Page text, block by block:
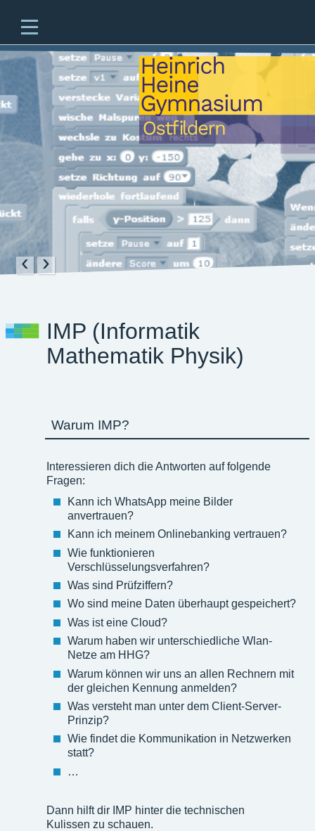
Home
Unsere Schule
Unterricht & Angebote
Zukünftige Fünftklässler
offene Ganztagesschule
Schulleben
Service
‹ ›
IMP (Informatik
Mathematik Physik)
Warum IMP?
Interessieren dich die Antworten auf folgende
Fragen:
Kann ich WhatsApp meine Bilder
anvertrauen?
Kann ich meinem Onlinebanking vertrauen?
Wie funktionieren
Verschlüsselungsverfahren?
Was sind Prüfziffern?
Wo sind meine Daten überhaupt gespeichert?
Was ist eine Cloud?
Warum haben wir unterschiedliche Wlan-
Netze am HHG?
Warum können wir uns an allen Rechnern mit
der gleichen Kennung anmelden?
Was versteht man unter dem Client-Server-
Prinzip?
Wie findet die Kommunikation in Netzwerken
statt?
…
Dann hilft dir IMP hinter die technischen
Kulissen zu schauen.